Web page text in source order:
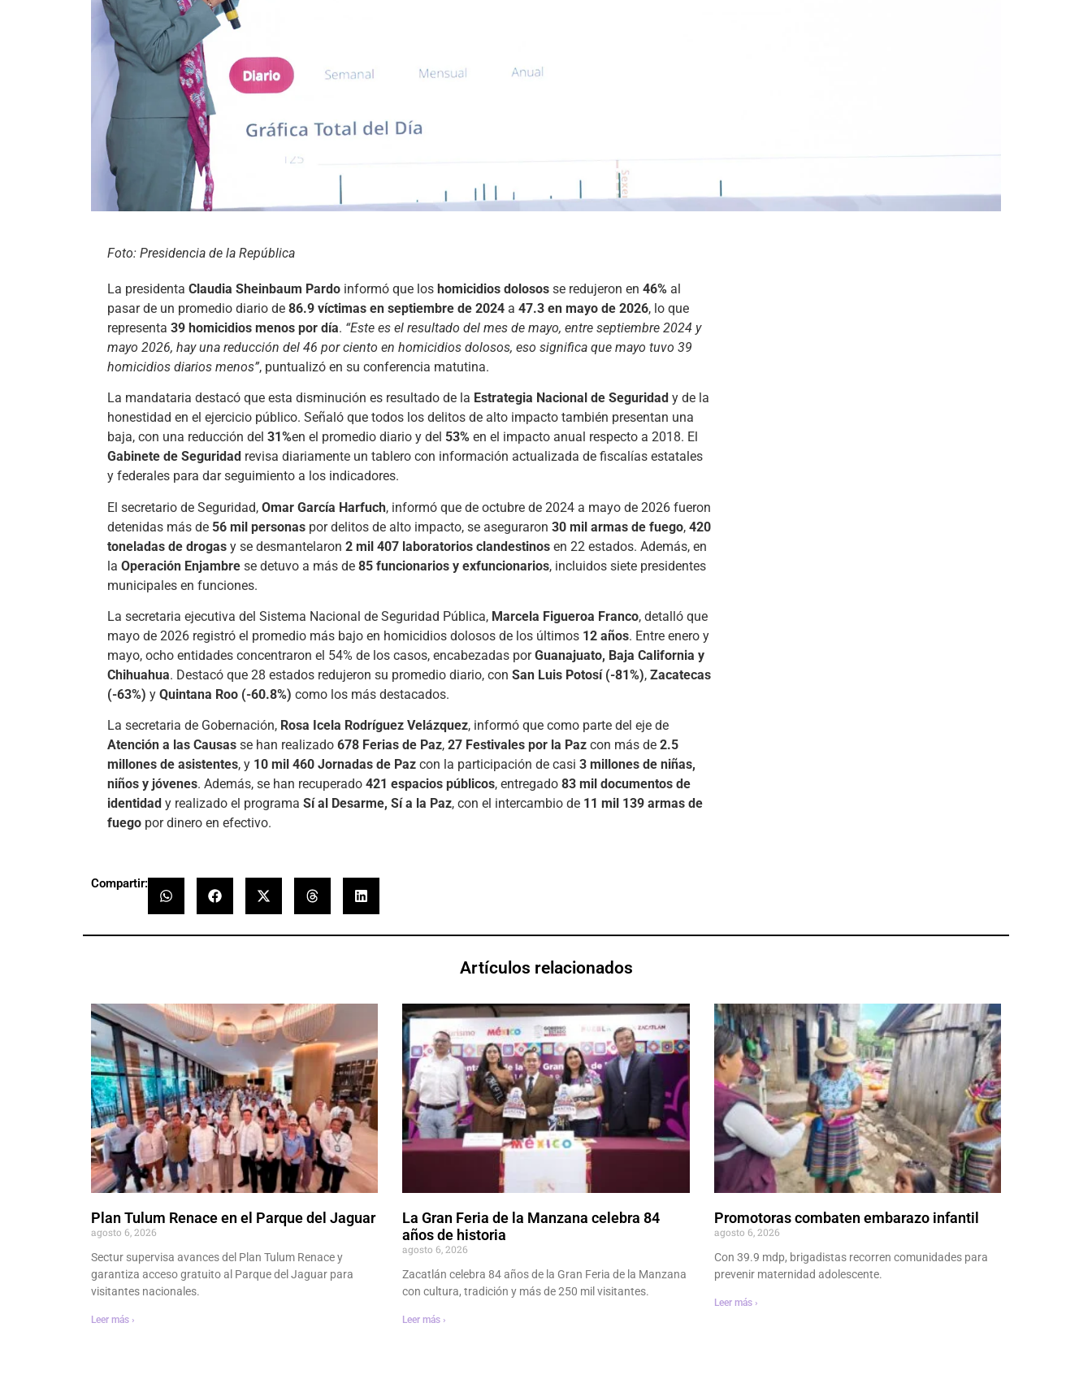
Foto: Presidencia de la República
La presidenta Claudia Sheinbaum Pardo informó que los homicidios dolosos se redujeron en 46% al
pasar de un promedio diario de 86.9 víctimas en septiembre de 2024 a 47.3 en mayo de 2026, lo que
representa 39 homicidios menos por día. “Este es el resultado del mes de mayo, entre septiembre 2024 y
mayo 2026, hay una reducción del 46 por ciento en homicidios dolosos, eso significa que mayo tuvo 39
homicidios diarios menos”, puntualizó en su conferencia matutina.
La mandataria destacó que esta disminución es resultado de la Estrategia Nacional de Seguridad y de la
honestidad en el ejercicio público. Señaló que todos los delitos de alto impacto también presentan una
baja, con una reducción del 31%en el promedio diario y del 53% en el impacto anual respecto a 2018. El
Gabinete de Seguridad revisa diariamente un tablero con información actualizada de fiscalías estatales
y federales para dar seguimiento a los indicadores.
El secretario de Seguridad, Omar García Harfuch, informó que de octubre de 2024 a mayo de 2026 fueron
detenidas más de 56 mil personas por delitos de alto impacto, se aseguraron 30 mil armas de fuego, 420
toneladas de drogas y se desmantelaron 2 mil 407 laboratorios clandestinos en 22 estados. Además, en
la Operación Enjambre se detuvo a más de 85 funcionarios y exfuncionarios, incluidos siete presidentes
municipales en funciones.
La secretaria ejecutiva del Sistema Nacional de Seguridad Pública, Marcela Figueroa Franco, detalló que
mayo de 2026 registró el promedio más bajo en homicidios dolosos de los últimos 12 años. Entre enero y
mayo, ocho entidades concentraron el 54% de los casos, encabezadas porGuanajuato, Baja California y
Chihuahua. Destacó que 28 estados redujeron su promedio diario, con San Luis Potosí (-81%), Zacatecas
(-63%) y Quintana Roo (-60.8%) como los más destacados.
La secretaria de Gobernación, Rosa Icela Rodríguez Velázquez, informó que como parte del eje de
Atención a las Causas se han realizado 678 Ferias de Paz, 27 Festivales por la Paz con más de 2.5
millones de asistentes, y 10 mil 460 Jornadas de Paz con la participación de casi 3 millones de niñas,
niños y jóvenes. Además, se han recuperado 421 espacios públicos, entregado 83 mil documentos de
identidad y realizado el programa Sí al Desarme, Sí a la Paz, con el intercambio de 11 mil 139 armas de
fuego por dinero en efectivo.
Compartir:
Artículos relacionados
Plan Tulum Renace en el Parque del Jaguar
agosto 6, 2026
Sectur supervisa avances del Plan Tulum Renace y
garantiza acceso gratuito al Parque del Jaguar para
visitantes nacionales.
Leer más ›
La Gran Feria de la Manzana celebra 84
años de historia
agosto 6, 2026
Zacatlán celebra 84 años de la Gran Feria de la Manzana
con cultura, tradición y más de 250 mil visitantes.
Leer más ›
Promotoras combaten embarazo infantil
agosto 6, 2026
Con 39.9 mdp, brigadistas recorren comunidades para
prevenir maternidad adolescente.
Leer más ›